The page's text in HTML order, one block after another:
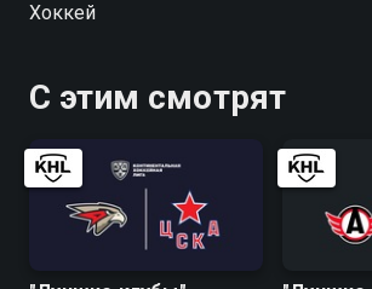
Хоккей
С этим смотрят